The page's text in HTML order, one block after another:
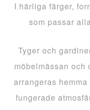
I härliga färger,
som passar
Tyger och
möbelmässan och
arrangeras
fungerade